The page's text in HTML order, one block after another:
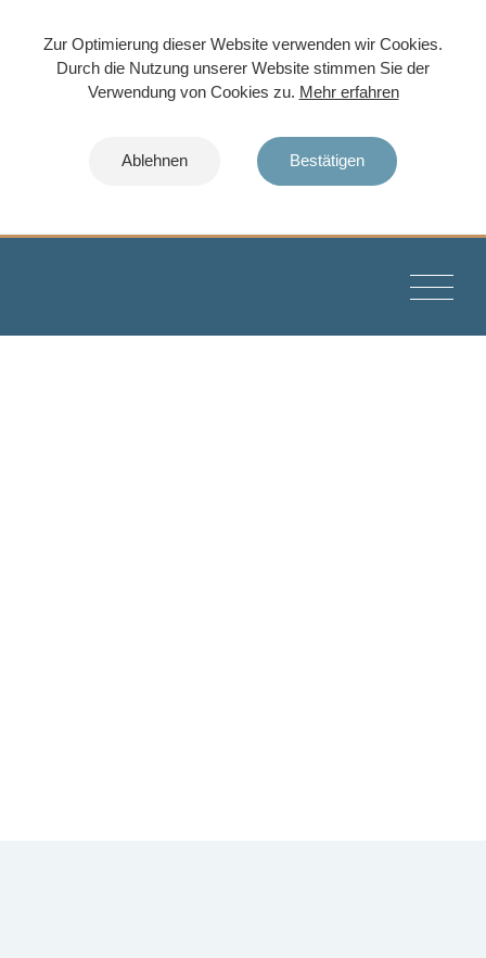
Zur Optimierung dieser Website verwenden wir Cookies.
Durch die Nutzung unserer Website stimmen Sie der
Verwendung von Cookies zu. Mehr erfahren
Ablehnen Bestätigen